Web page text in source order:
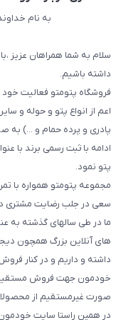
به نام خداوند
سلام به شما همراهان عزیز
داشته باشیم.
اعم از انواع پتو و حوله و
پادری و پرده حمام و ...) به
ادامه با ثبت رسمی برند با
پتو نمود.
مجموعه پتومتو همواره با
سعی در جلب رضایت مشتری
ما در طی سالهای گذشته به
های آنلاین بزرگ همچون
داشته و داریم و در کنار
خودمون جهت فروش مستقیم و
صورت غیرمستقیم از